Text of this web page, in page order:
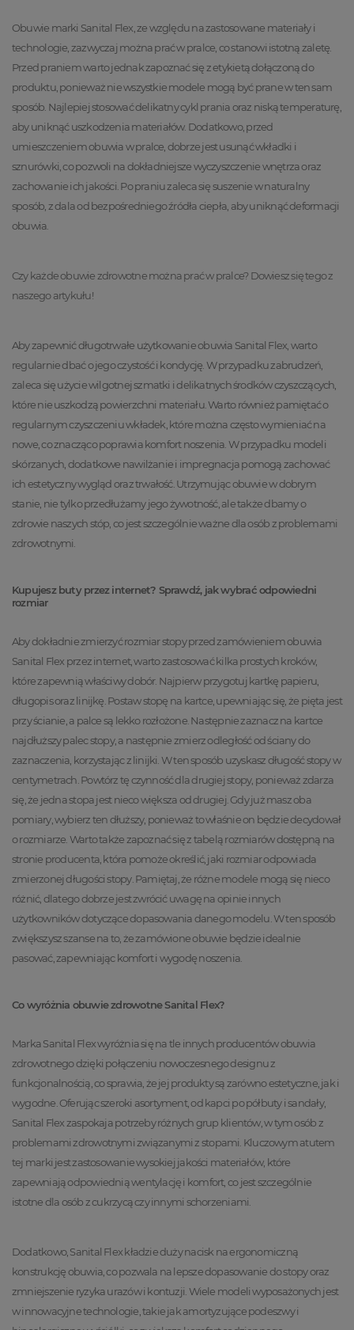
Obuwie marki Sanital Flex, ze względu na zastosowane materiały i
technologie, zazwyczaj można prać w pralce, co stanowi istotną zaletę.
Przed praniem warto jednak zapoznać się z etykietą dołączoną do
produktu, ponieważ nie wszystkie modele mogą być prane w ten sam
sposób. Najlepiej stosować delikatny cykl prania oraz niską temperaturę,
aby uniknąć uszkodzenia materiałów. Dodatkowo, przed
umieszczeniem obuwia w pralce, dobrze jest usunąć wkładki i
sznurówki, co pozwoli na dokładniejsze wyczyszczenie wnętrza oraz
zachowanie ich jakości. Po praniu zaleca się suszenie w naturalny
sposób, z dala od bezpośredniego źródła ciepła, aby uniknąć deformacji
obuwia.
Czy każde obuwie zdrowotne można prać w pralce? Dowiesz się tego z
naszego artykułu!
Aby zapewnić długotrwałe użytkowanie obuwia Sanital Flex, warto
regularnie dbać o jego czystość i kondycję. W przypadku zabrudzeń,
zaleca się użycie wilgotnej szmatki i delikatnych środków czyszczących,
które nie uszkodzą powierzchni materiału. Warto również pamiętać o
regularnym czyszczeniu wkładek, które można często wymieniać na
nowe, co znacząco poprawia komfort noszenia. W przypadku modeli
skórzanych, dodatkowe nawilżanie i impregnacja pomogą zachować
ich estetyczny wygląd oraz trwałość. Utrzymując obuwie w dobrym
stanie, nie tylko przedłużamy jego żywotność, ale także dbamy o
zdrowie naszych stóp, co jest szczególnie ważne dla osób z problemami
zdrowotnymi.
Kupujesz buty przez internet? Sprawdź, jak wybrać odpowiedni
rozmiar
Aby dokładnie zmierzyć rozmiar stopy przed zamówieniem obuwia
Sanital Flex przez internet, warto zastosować kilka prostych kroków,
które zapewnią właściwy dobór. Najpierw przygotuj kartkę papieru,
długopis oraz linijkę. Postaw stopę na kartce, upewniając się, że pięta jest
przy ścianie, a palce są lekko rozłożone. Następnie zaznacz na kartce
najdłuższy palec stopy, a następnie zmierz odległość od ściany do
zaznaczenia, korzystając z linijki. W ten sposób uzyskasz długość stopy w
centymetrach. Powtórz tę czynność dla drugiej stopy, ponieważ zdarza
się, że jedna stopa jest nieco większa od drugiej. Gdy już masz oba
pomiary, wybierz ten dłuższy, ponieważ to właśnie on będzie decydował
o rozmiarze. Warto także zapoznać się z tabelą rozmiarów dostępną na
stronie producenta, która pomoże określić, jaki rozmiar odpowiada
zmierzonej długości stopy. Pamiętaj, że różne modele mogą się nieco
różnić, dlatego dobrze jest zwrócić uwagę na opinie innych
użytkowników dotyczące dopasowania danego modelu. W ten sposób
zwiększysz szanse na to, że zamówione obuwie będzie idealnie
pasować, zapewniając komfort i wygodę noszenia.
Co wyróżnia obuwie zdrowotne Sanital Flex?
Marka Sanital Flex wyróżnia się na tle innych producentów obuwia
zdrowotnego dzięki połączeniu nowoczesnego designu z
funkcjonalnością, co sprawia, że jej produkty są zarówno estetyczne, jak i
wygodne. Oferując szeroki asortyment, od kapci po półbuty i sandały,
Sanital Flex zaspokaja potrzeby różnych grup klientów, w tym osób z
problemami zdrowotnymi związanymi z stopami. Kluczowym atutem
tej marki jest zastosowanie wysokiej jakości materiałów, które
zapewniają odpowiednią wentylację i komfort, co jest szczególnie
istotne dla osób z cukrzycą czy innymi schorzeniami.
Dodatkowo, Sanital Flex kładzie duży nacisk na ergonomiczną
konstrukcję obuwia, co pozwala na lepsze dopasowanie do stopy oraz
zmniejszenie ryzyka urazów i kontuzji. Wiele modeli wyposażonych jest
w innowacyjne technologie, takie jak amortyzujące podeszwy i